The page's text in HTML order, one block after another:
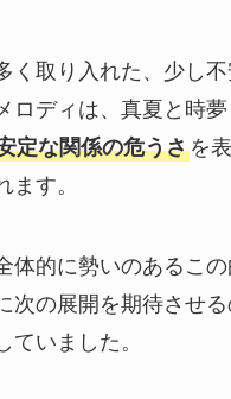
く取り入れた、少し
ロディは、真夏と時
定な関係の危うさを
ます。
体的に勢いのあるこ
次の展開を期待させ
ていました。